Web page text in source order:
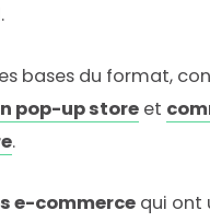
bases du format,
pop-up storeet
.
e-commercequi ont